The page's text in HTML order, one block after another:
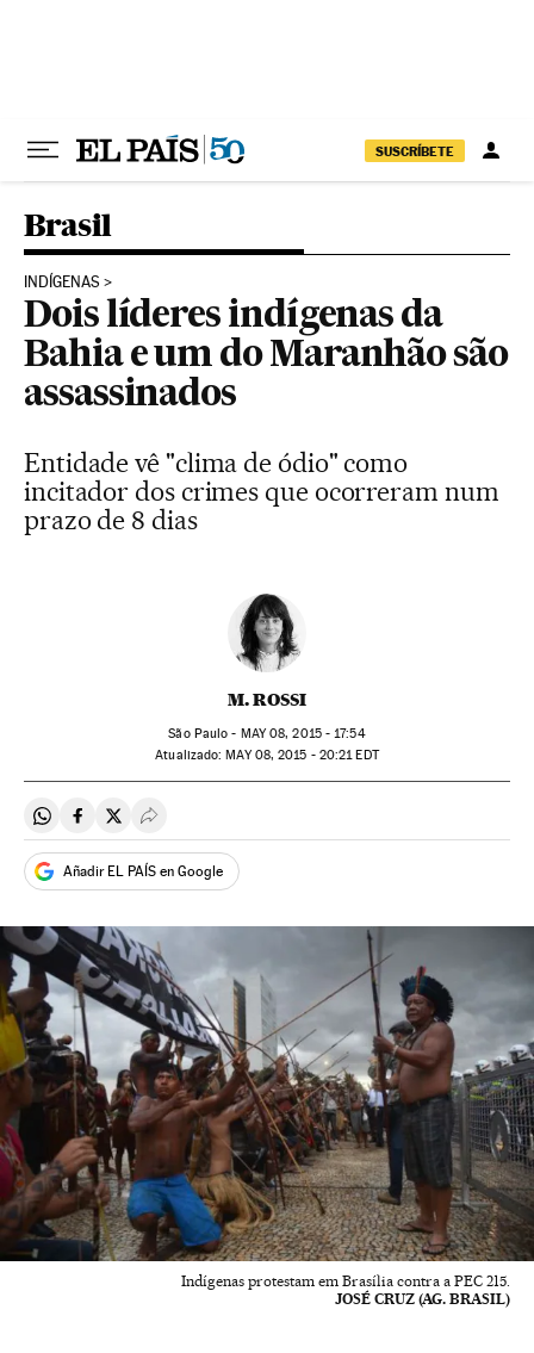
SUSCRÍBETE
Brasil
INDÍGENAS
Dois líderes indígenas da
Bahia e um do Maranhão são
assassinados
Entidade vê "clima de ódio" como
incitador dos crimes que ocorreram num
prazo de 8 dias
M. ROSSI
São Paulo - MAY08, 2015 - 17:54
atualizado: MAY08, 2015 - 20:21EDT
Compartir en Whatsapp
Compartir en Facebook
Compartir en Twitter
Desplegar Redes Sociales
Añadir EL PAÍS en Google
Indígenas protestam em Brasília contra a PEC 215.
JOSÉ CRUZ (AG. BRASIL)